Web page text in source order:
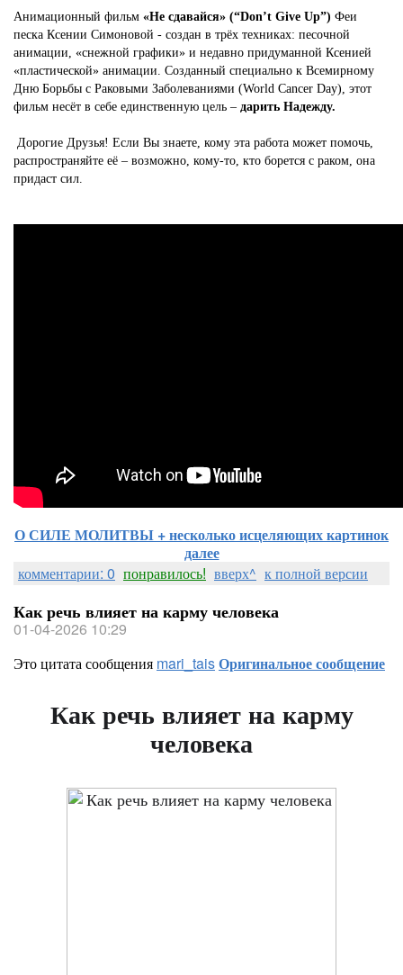
Анимационный фильм «Не сдавайся» (“Don’t Give Up”) Феи
песка Ксении Симоновой - создан в трёх техниках: песочной
анимации, «снежной графики» и недавно придуманной Ксенией
«пластической» анимации. Созданный специально к Всемирному
Дню Борьбы с Раковыми Заболеваниями (World Cancer Day), этот
фильм несёт в себе единственную цель – дарить Надежду.
Дорогие Друзья! Если Вы знаете, кому эта работа может помочь,
распространяйте её – возможно, кому-то, кто борется с раком, она
придаст сил.
О СИЛЕ МОЛИТВЫ + несколько исцеляющих картинок
далее
комментарии: 0 понравилось! вверх^ к полной версии
Как речь влияет на карму человека
01-04-2026 10:29
Это цитата сообщения mari_taisОригинальное сообщение
Как речь влияет на карму
человека